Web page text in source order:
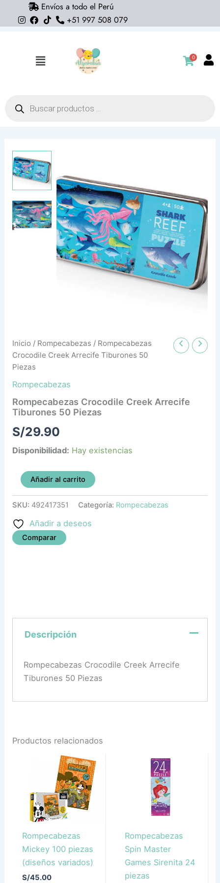
Envíos a todo el Perú
+51 997 508 079
Flyout
0
productos
Inicio / Rompecabezas / Rompecabezas
Crocodile Creek Arrecife Tiburones 50
Piezas
Rompecabezas
Rompecabezas Crocodile Creek Arrecife
Tiburones 50 Piezas
S/29.90
Disponibilidad: Hay existencias
Rompecabezas
Crocodile
Creek
Arrecife
50
Piezas
cantidad
Añadir al carrito
SKU: 492417351 Categoría: Rompecabezas
Añadir a deseos
Comparar
Descripción
Rompecabezas Crocodile Creek Arrecife
Tiburones 50 Piezas
Productos relacionados
Rompecabezas
Mickey 100 piezas
(diseños variados)
S/45.00
Rompecabezas
Spin Master
Games Sirenita 24
piezas